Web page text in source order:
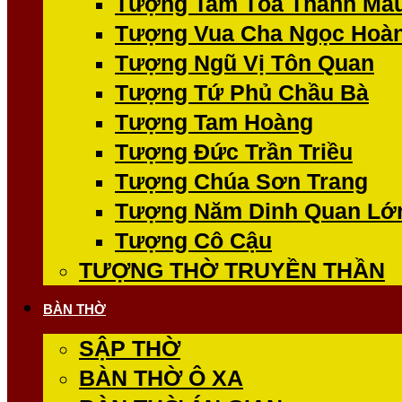
Tượng Vua Cha Ngọc
Tượng Ngũ Vị Tôn Quan
Tượng Tứ Phủ Chầu Bà
Tượng Tam Hoàng
Tượng Đức Trần Triều
Tượng Chúa Sơn Trang
Tượng Năm Dinh Quan
Tượng Cô Cậu
TƯỢNG THỜ TRUYỀN THẦN
BÀN THỜ
SẬP THỜ
BÀN THỜ Ô XA